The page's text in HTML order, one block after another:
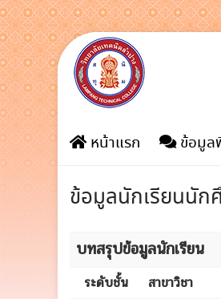
Skip
to
content
หน้าแรก ข้อมูล
ข้อมูลนักเรียนนัก